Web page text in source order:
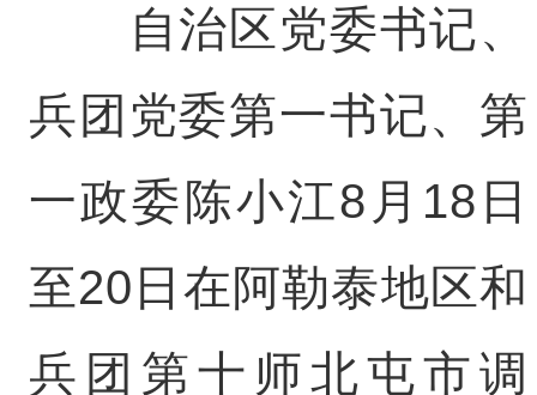
自治区党委书记、
兵团党委第一书记、第
一政委陈小江8月18日
至20日在阿勒泰地区和
兵团第十师北屯市调